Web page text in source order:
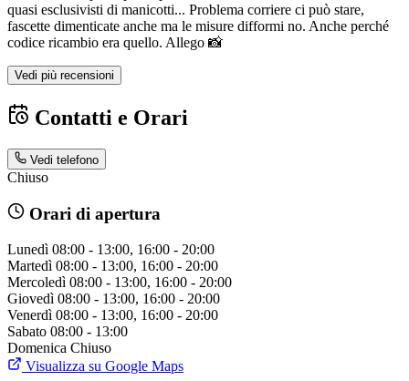
quasi esclusivisti di manicotti... Problema corriere ci può stare,
fascette dimenticate anche ma le misure difformi no. Anche perché
codice ricambio era quello. Allego 📸
Vedi più recensioni
Contatti e Orari
Vedi telefono
Chiuso
Orari di apertura
Lunedì 08:00 - 13:00, 16:00 - 20:00
Martedì 08:00 - 13:00, 16:00 - 20:00
Mercoledì 08:00 - 13:00, 16:00 - 20:00
Giovedì 08:00 - 13:00, 16:00 - 20:00
Venerdì 08:00 - 13:00, 16:00 - 20:00
Sabato 08:00 - 13:00
Domenica Chiuso
Visualizza su Google Maps